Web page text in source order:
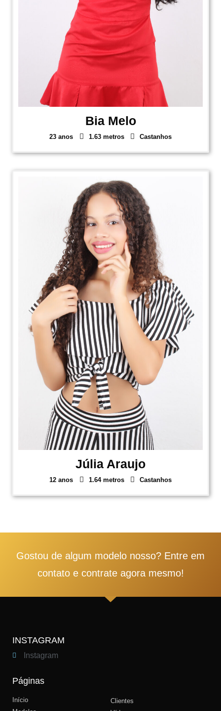
Bia Melo
23 anos 1.63 metros Castanhos
Júlia Araujo
12 anos 1.64 metros Castanhos
Gostou de algum modelo nosso? Entre em
contato e contrate agora mesmo!
INSTAGRAM
Instagram
Páginas
Início
Clientes